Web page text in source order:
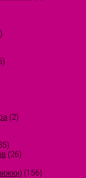
(2)
(26)
(156)